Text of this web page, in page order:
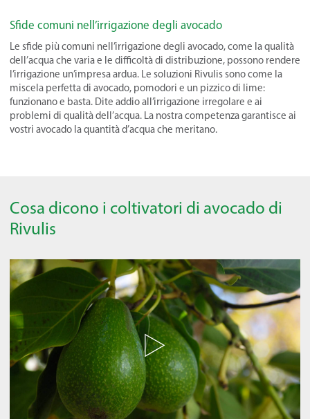
Sfide comuni nell’irrigazione degli avocado
Le sfide più comuni nell’irrigazione degli avocado, come la qualità
dell’acqua che varia e le difficoltà di distribuzione, possono rendere
l’irrigazione un’impresa ardua. Le soluzioni Rivulis sono come la
miscela perfetta di avocado, pomodori e un pizzico di lime:
funzionano e basta. Dite addio all’irrigazione irregolare e ai
problemi di qualità dell’acqua. La nostra competenza garantisce ai
vostri avocado la quantità d’acqua che meritano.
Cosa dicono i coltivatori di avocado di
Rivulis